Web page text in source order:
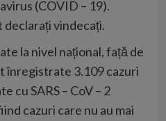
(COVID – 19).
declarați vindecați.
la nivel național, față de
înregistrate 3.109 cazuri
cu SARS – CoV – 2
cazuri care nu au mai